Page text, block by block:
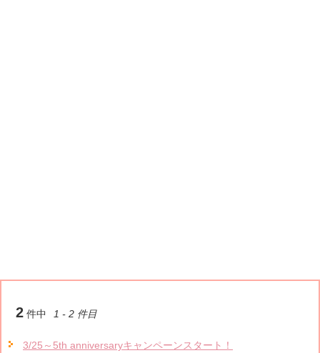
2 件中 1 - 2 件目
3/25～5th anniversaryキャンペーンスタート！